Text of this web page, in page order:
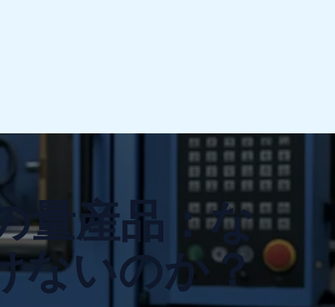
量産品：な
ないのか？